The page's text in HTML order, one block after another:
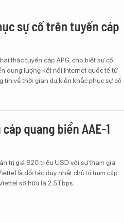
sự cố trên tuyến cáp
thác tuyến cáp APG, cho biết sự cố
dung lượng kết nối Internet quốc tế từ
tin về thời gian dự kiến khắc phục sự cố
quang biển AAE-1
trị giá 820 triệu USD với sự tham gia
là đối tác duy nhất chủ trì trạm cập
sở hữu là 2.5Tbps.